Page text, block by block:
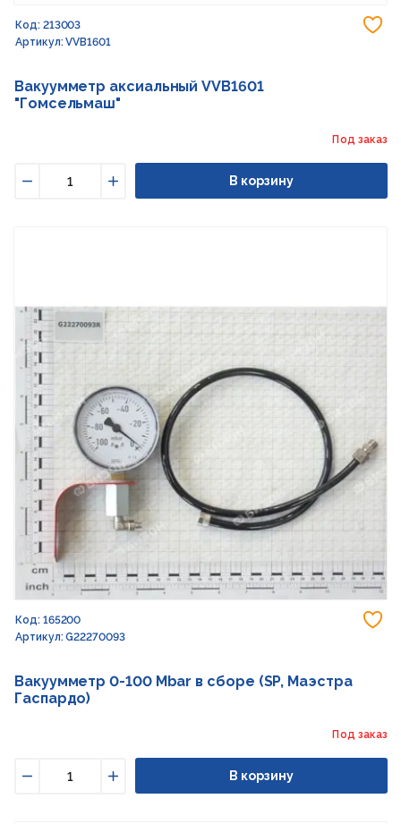
Код: 213003
Артикул: VVB1601
Вакуумметр аксиальный VVB1601
"Гомсельмаш"
Под заказ
Увеличить
В корзину
Код: 165200
Артикул: G22270093
Вакуумметр 0-100 Mbar в сборе (SP, Маэстра
Гаспардо)
Под заказ
Увеличить
В корзину